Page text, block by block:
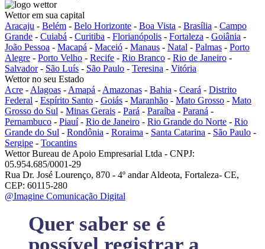
Wettor em sua capital
Aracaju - Belém - Belo Horizonte - Boa Vista - Brasília - Campo
Grande - Cuiabá - Curitiba - Florianópolis - Fortaleza - Goiânia -
João Pessoa - Macapá - Maceió - Manaus - Natal - Palmas - Porto
Alegre - Porto Velho - Recife - Rio Branco - Rio de Janeiro -
Salvador- São Luís - São Paulo - Teresina - Vitória
Wettor no seu Estado
Acre - Alagoas - Amapá - Amazonas - Bahia - Ceará - Distrito
Federal - Espírito Santo - Goiás - Maranhão - Mato Grosso - Mato
Grosso do Sul - Minas Gerais - Pará - Paraíba - Paraná -
Pernambuco - Piauí- Rio de Janeiro - Rio Grande do Norte - Rio
Grande do Sul - Rondônia - Roraima - Santa Catarina - São Paulo -
Sergipe - Tocantins
Wettor Bureau de Apoio Empresarial Ltda - CNPJ:
05.954.685/0001-29
Rua Dr. José Lourenço, 870 - 4º andar Aldeota, Fortaleza- CE,
CEP: 60115-280
@Imagine Comunicação Digital
Quer saber se é